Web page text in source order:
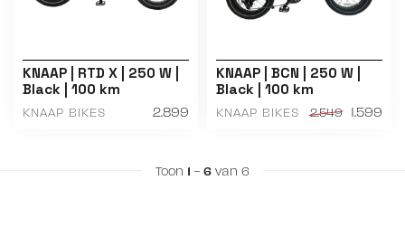
KNAAP | RTD X | 250 W |
Black | 100 km
KNAAP BIKES 2.899
KNAAP | BCN | 250 W |
Black | 100 km
KNAAP BIKES 2.549 1.599
Toon 1 - 6 van 6